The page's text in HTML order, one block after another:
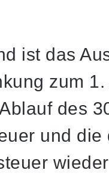
ist das
zum
des
und